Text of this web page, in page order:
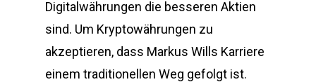
Digitalwährungen die besseren Aktien
sind. Um Kryptowährungen zu
akzeptieren, dass Markus Wills Karriere
einem traditionellen Weg gefolgt ist.